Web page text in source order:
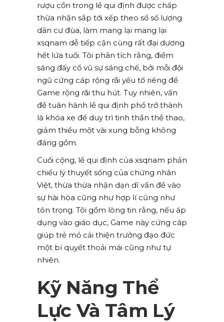
rượu cồn trong lề qui định được chấp
thừa nhận sắp tới xếp theo số số lượng
dân cư đùa, làm mang lại mang lại
xsqnam dễ tiếp cận cùng rất đại dương
hết lứa tuổi. Tôi phân tích rằng, điểm
sáng đấy cổ vũ sự sáng chế, bởi mỗi đội
ngũ cứng cáp rộng rãi yếu tố riêng để
Game rộng rãi thu hút. Tuy nhiên, vấn
đề tuân hành lề qui định phổ trở thành
là khóa xe để duy trì tinh thần thể thao,
giảm thiểu một vài xung bỗng không
đáng gồm.
Cuối cộng, lề qui định của xsqnam phản
chiếu lý thuyết sống của chứng nhân
Việt, thừa thừa nhận dạn dĩ vấn đề vào
sự hài hòa cũng như hợp lí cũng như
tôn trọng. Tôi gồm lòng tin rằng, nếu áp
dụng vào giáo dục, Game này cứng cáp
giúp trẻ mỏ cải thiện trưởng đạo đức
một bí quyết thoải mái cũng như tự
nhiên.
Kỹ Năng Thể
Lực Và Tâm Lý